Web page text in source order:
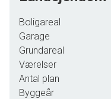
Boligareal
Garage
Grundareal
Værelser
Antal plan
Byggeår